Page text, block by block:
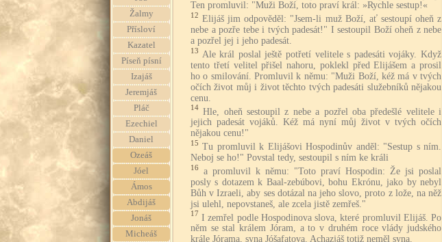
Žalmy
Přísloví
Kazatel
Píseň písní
Izajáš
Jeremjáš
Pláč
Ezechiel
Daniel
Ozeáš
Jóel
Ámos
Abdijáš
Jonáš
Micheáš
Ten promluvil: "Muži Boží, toto praví král: »Rychle sestup!«
12 Elijáš jim odpověděl: "Jsem-li muž Boží, ať sestoupí oheň z
nebe a pozře tebe i tvých padesát!" I sestoupil Boží oheň z nebe
a pozřel jej i jeho padesát.
13 Ale král poslal ještě potřetí velitele s padesáti vojáky. Když
tento třetí velitel přišel nahoru, poklekl před Elijášem a prosil
ho o smilování. Promluvil k němu: "Muži Boží, kéž má v tvých
očích život můj i život těchto tvých padesáti služebníků nějakou
cenu.
14 Hle, oheň sestoupil z nebe a pozřel oba předešlé velitele i
jejich padesát vojáků. Kéž má nyní můj život v tvých očích
nějakou cenu!"
15 Tu promluvil k Elijášovi Hospodinův anděl: "Sestup s ním.
Neboj se ho!" Povstal tedy, sestoupil s ním ke králi
16
a promluvil k němu: "Toto praví Hospodin: Že jsi poslal
posly s dotazem k Baal-zebúbovi, bohu Ekrónu, jako by nebyl
Bůh v Izraeli, aby ses dotázal na jeho slovo, proto z lože, na něž
jsi ulehl, nepovstaneš, ale zcela jistě zemřeš."
17 I zemřel podle Hospodinova slova, které promluvil Elijáš. Po
něm se stal králem Jóram, a to v druhém roce vlády judského
krále Jórama, syna Jóšafatova. Achazjáš totiž neměl syna.